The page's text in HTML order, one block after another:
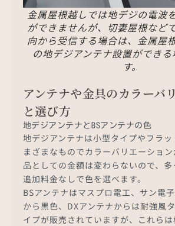
金属屋根越しでは地デジの電波
ができませんが、切妻屋根など
向から受信する場合は、金属屋
の地デジアンテナ設置ができ
す。
アンテナや金具のカラーバ
と選び方
地デジアンテナとBSアンテナの色
地デジアンテナは小型タイプやフラッ
まざまなものでカラーバリエーショ
品としての金額は変わらないので、
追加料金なしで色を選べます。
BSアンテナはマスプロ電工、サン電
から黒色、DXアンテナからは耐強風
イプが販売されていますが、これら